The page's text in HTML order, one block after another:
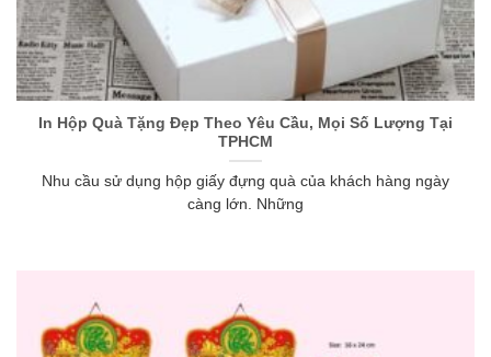
In Hộp Quà Tặng Đẹp Theo Yêu Cầu, Mọi Số Lượng Tại
TPHCM
Nhu cầu sử dụng hộp giấy đựng quà của khách hàng ngày
càng lớn. Những